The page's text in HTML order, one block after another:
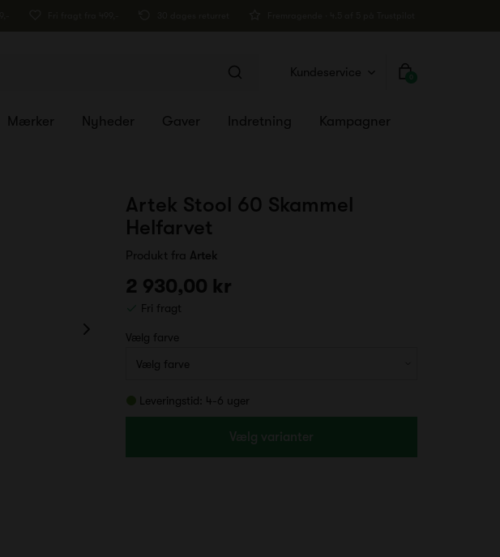
0
Kundeservice
Mærker Nyheder Gaver Indretning Kampagner
Artek Stool 60 Skammel
Helfarvet
Produkt fra Artek
2 930,00 kr
Fri fragt
Vælg farve
Leveringstid: 4-6 uger
Vælg varianter